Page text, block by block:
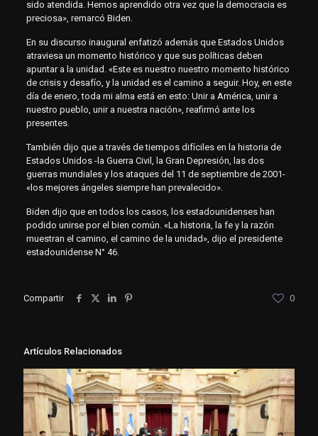
sido atendida. Hemos aprendido otra vez que la democracia es
preciosa», remarcó Biden.
En su discurso inaugural enfatizó además que Estados Unidos
atraviesa un momento histórico y que sus políticas deben
apuntar a la unidad. «Este es nuestro nuestro momento histórico
de crisis y desafío, y la unidad es el camino a seguir. Hoy, en este
día de enero, toda mi alma está en esto: Unir a América, unir a
nuestro pueblo, unir a nuestra nación», reafirmó ante los
presentes.
También dijo que a través de tiempos difíciles en la historia de
Estados Unidos -la Guerra Civil, la Gran Depresión, las dos
guerras mundiales y los ataques del 11 de septiembre de 2001-
«los mejores ángeles siempre han prevalecido».
Biden dijo que en todos los casos, los estadounidenses han
podido unirse por el bien común. «La historia, la fe y la razón
muestran el camino, el camino de la unidad», dijo el presidente
estadounidense N° 46.
Compartir 0
Artículos Relacionados